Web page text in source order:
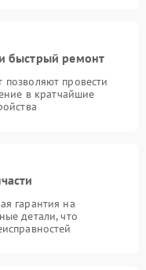
быстрый ремонт
провести
в кратчайшие
гарантия на
детали, что